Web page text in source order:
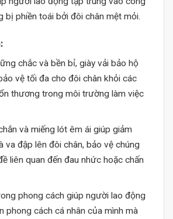
bị phiền toái bởi đôi chân mệt mỏi.
chắc và bền bỉ, giày vải bảo hộ
vệ tối đa cho đôi chân khỏi các
thương trong môi trường làm việc
và miếng lót êm ái giúp giảm
va đập lên đôi chân, bảo vệ chúng
liên quan đến đau nhức hoặc chấn
phong cách giúp người lao động
phong cách cá nhân của mình mà